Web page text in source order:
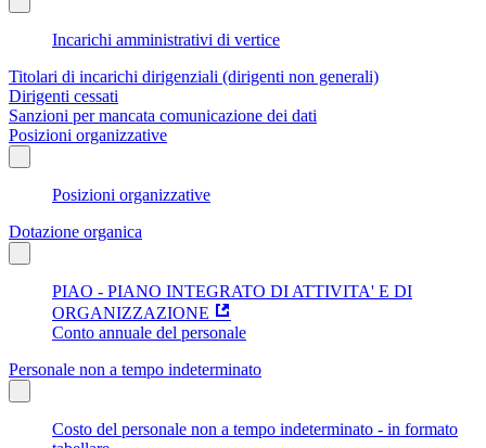
Incarichi amministrativi di vertice
Titolari di incarichi dirigenziali (dirigenti non generali)
Dirigenti cessati
Sanzioni per mancata comunicazione dei dati
Posizioni organizzative
Posizioni organizzative
Dotazione organica
PIAO - PIANO INTEGRATO DI ATTIVITA' E DI
ORGANIZZAZIONE
Conto annuale del personale
Personale non a tempo indeterminato
Costo del personale non a tempo indeterminato - in formato